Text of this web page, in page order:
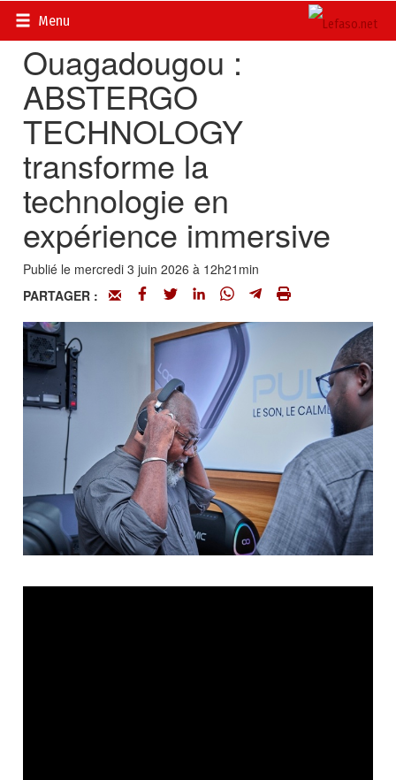
Menu
Accueil>
Ouagadougou :
ABSTERGO
TECHNOLOGY
transforme la
technologie en
expérience immersive
Publié le mercredi 3 juin 2026 à 12h21min
PARTAGER :